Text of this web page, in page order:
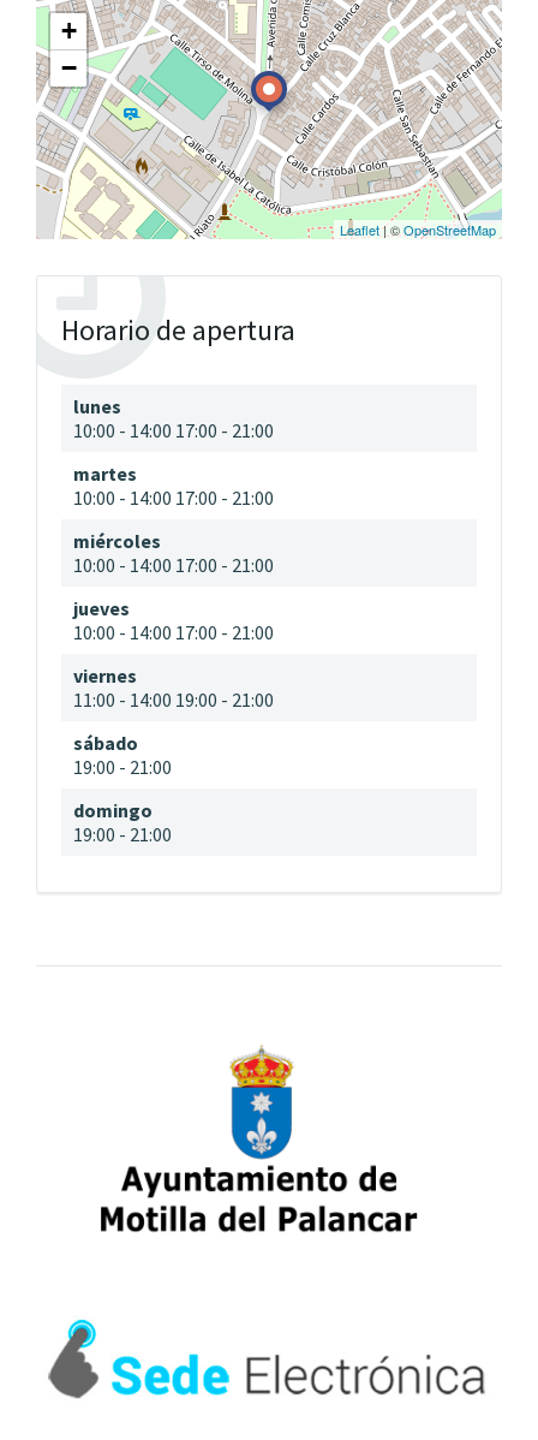
+
−
Leaflet| ©OpenStreetMap
Horario de apertura
lunes
10:00 - 14:00 17:00 - 21:00
martes
10:00 - 14:00 17:00 - 21:00
miércoles
10:00 - 14:00 17:00 - 21:00
jueves
10:00 - 14:00 17:00 - 21:00
viernes
11:00 - 14:00 19:00 - 21:00
sábado
19:00 - 21:00
domingo
19:00 - 21:00